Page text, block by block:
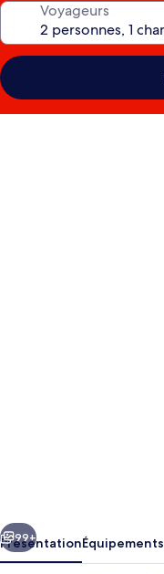
Voyageurs
Suivant
99+
PrésentationÉquipements